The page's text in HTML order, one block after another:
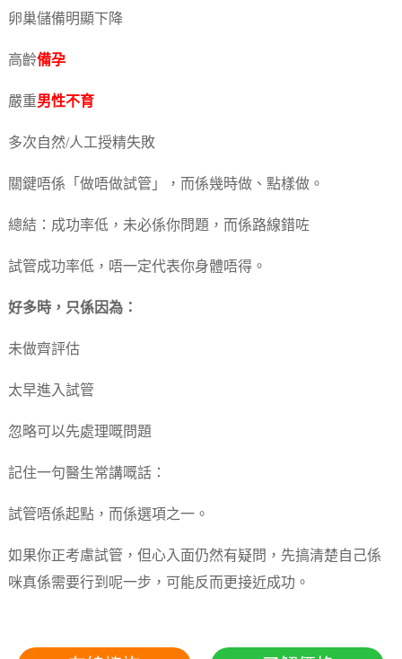
卵巢儲備明顯下降
高齡備孕
嚴重男性不育
多次自然/人工授精失敗
關鍵唔係「做唔做試管」，而係幾時做、點樣做。
總結：成功率低，未必係你問題，而係路線錯咗
試管成功率低，唔一定代表你身體唔得。
好多時，只係因為：
未做齊評估
太早進入試管
忽略可以先處理嘅問題
記住一句醫生常講嘅話：
試管唔係起點，而係選項之一。
如果你正考慮試管，但心入面仍然有疑問，先搞清楚自己係
咪真係需要行到呢一步，可能反而更接近成功。